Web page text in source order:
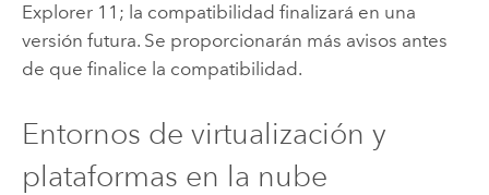
Explorer11; la compatibilidad finalizará en una
versión futura. Se proporcionarán más avisos antes
de que finalice la compatibilidad.
Entornos de virtualización y
plataformas en la nube